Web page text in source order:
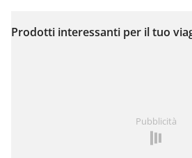
Visualizza sulla mappa
Prodotti interessanti per il tuo
Pubblicità